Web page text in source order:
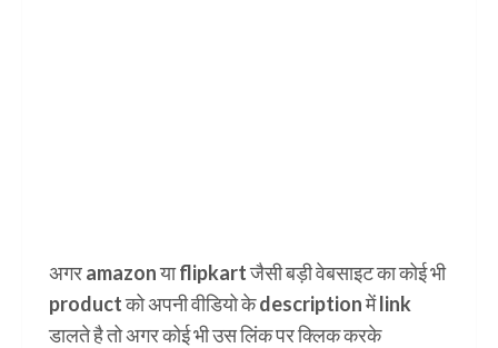
अगर amazon या flipkart जैसी बड़ी वेबसाइट का कोई भी
product को अपनी वीडियो के description में link
डालते है तो अगर कोई भी उस लिंक पर क्लिक करके